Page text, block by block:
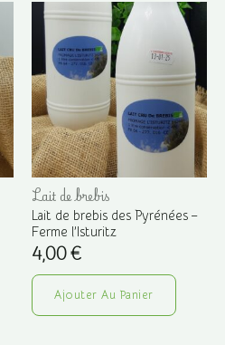
Lait de brebis
Lait de brebis des Pyrénées –
Ferme l’Isturitz
4,00€
Ajouter Au Panier